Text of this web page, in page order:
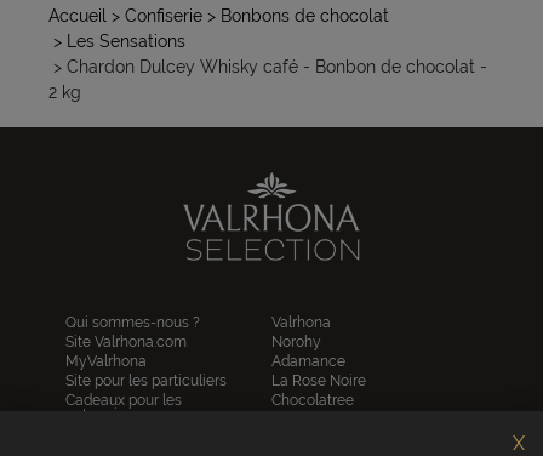
Accueil > Confiserie > Bonbons de chocolat
> Les Sensations
> Chardon Dulcey Whisky café - Bonbon de chocolat -
2 kg
Qui sommes-nous ?
Site Valrhona.com
MyValrhona
Site pour les particuliers
Cadeaux pour les
entreprises
Valrhona
Norohy
Adamance
La Rose Noire
Chocolatree
X